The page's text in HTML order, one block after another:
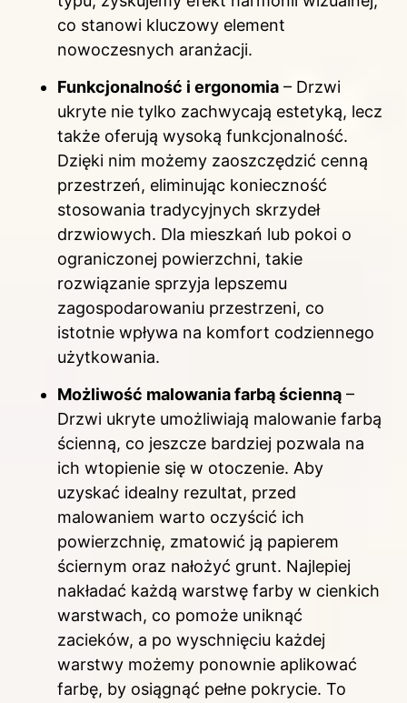
co stanowi kluczowy element
nowoczesnych aranżacji.
Funkcjonalność i ergonomia – Drzwi
ukryte nie tylko zachwycają estetyką, lecz
także oferują wysoką funkcjonalność.
Dzięki nim możemy zaoszczędzić cenną
przestrzeń, eliminując konieczność
stosowania tradycyjnych skrzydeł
drzwiowych. Dla mieszkań lub pokoi o
ograniczonej powierzchni, takie
rozwiązanie sprzyja lepszemu
zagospodarowaniu przestrzeni, co
istotnie wpływa na komfort codziennego
użytkowania.
Możliwość malowania farbą ścienną –
Drzwi ukryte umożliwiają malowanie farbą
ścienną, co jeszcze bardziej pozwala na
ich wtopienie się w otoczenie. Aby
uzyskać idealny rezultat, przed
malowaniem warto oczyścić ich
powierzchnię, zmatowić ją papierem
ściernym oraz nałożyć grunt. Najlepiej
nakładać każdą warstwę farby w cienkich
warstwach, co pomoże uniknąć
zacieków, a po wyschnięciu każdej
warstwy możemy ponownie aplikować
farbę, by osiągnąć pełne pokrycie. To